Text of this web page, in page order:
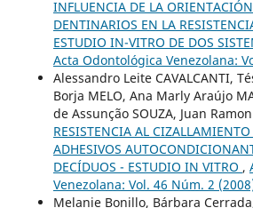
INFLUENCIA DE LA
DENTINARIOS EN LA
ESTUDIO IN-VITRO DE DOS
Acta Odontológica Venezolana:
Alessandro Leite CAVALCANTI,
Borja MELO, Ana Marly Araújo
de Assunção SOUZA, Juan Ramon
RESISTENCIA AL
ADHESIVOS
DECÍDUOS - ESTUDIO IN VITRO ,
Venezolana: Vol. 46 Núm. 2
Melanie Bonillo, Bárbara